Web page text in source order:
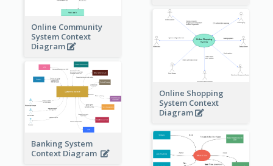
Online Community
System Context
Diagram
Online Shopping
System Context
Diagram
Banking System
Context Diagram